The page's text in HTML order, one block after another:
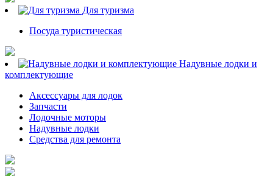
Для туризма
Посуда туристическая
Надувные лодки и
комплектующие
Аксессуары для лодок
Запчасти
Лодочные моторы
Надувные лодки
Средства для ремонта